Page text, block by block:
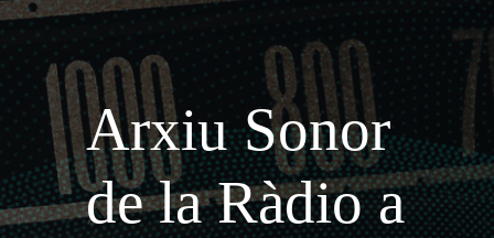
Arxiu Sonor
de la Ràdio a